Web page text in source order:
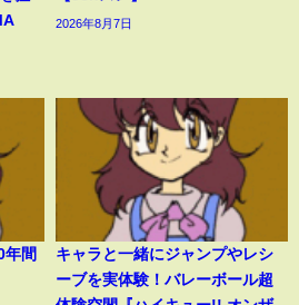
2026年8月7日
年間
キャラと一緒にジャンプやレシ
ーブを実体験！バレーボール超